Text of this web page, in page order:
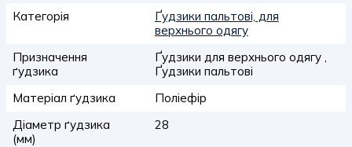
Категорія
Ґудзики пальтові, для
верхнього одягу
Призначення
ґудзика
Ґудзики для верхнього одягу ,
Ґудзики пальтові
Матеріал ґудзика
Поліефір
Діаметр ґудзика
(мм)
28